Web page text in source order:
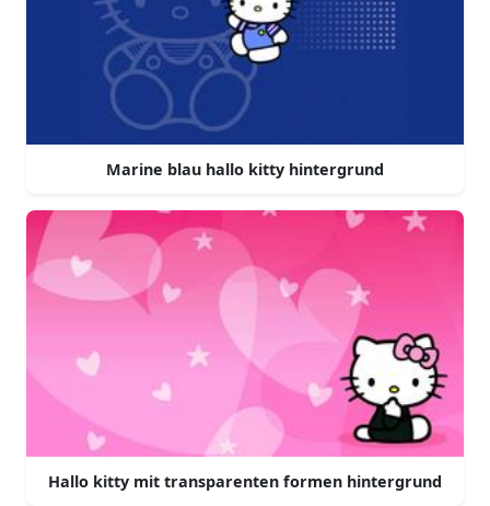
Marine blau hallo kitty hintergrund
Hallo kitty mit transparenten formen hintergrund